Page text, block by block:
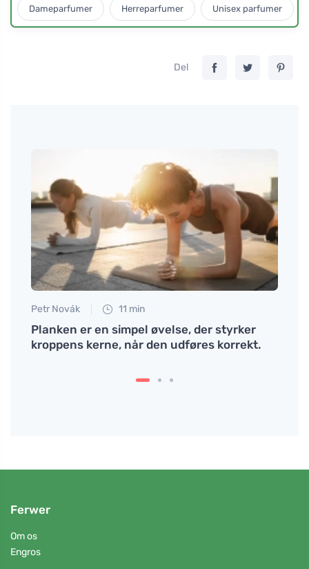
Dameparfumer Herreparfumer Unisex parfumer
Del
Petr Novák 11 min
Planken er en simpel øvelse, der styrker
kroppens kerne, når den udføres korrekt.
Ferwer
Om os
Engros